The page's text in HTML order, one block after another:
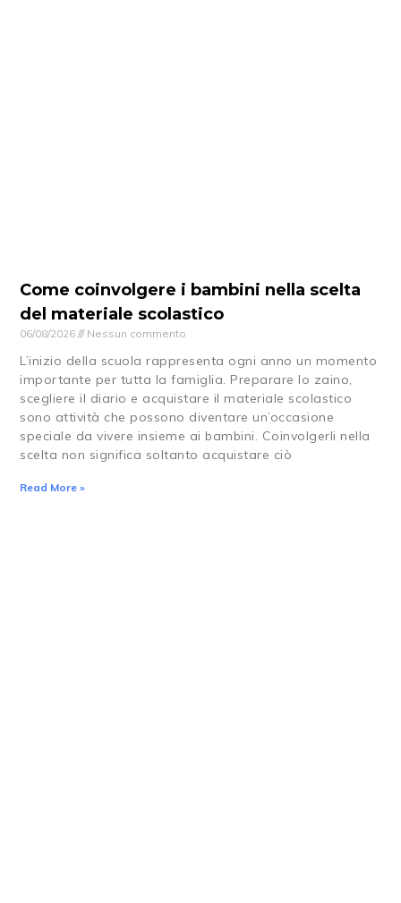
Come coinvolgere i bambini nella scelta
del materiale scolastico
06/08/2026 Nessun commento
L’inizio della scuola rappresenta ogni anno un momento
importante per tutta la famiglia. Preparare lo zaino,
scegliere il diario e acquistare il materiale scolastico
sono attività che possono diventare un’occasione
speciale da vivere insieme ai bambini. Coinvolgerli nella
scelta non significa soltanto acquistare ciò
Read More »